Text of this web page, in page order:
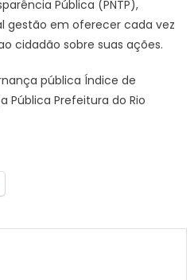
Pública (PNTP),
gestão em oferecer cada vez
cidadão sobre suas ações.
pública Índice de
Pública Prefeitura do Rio